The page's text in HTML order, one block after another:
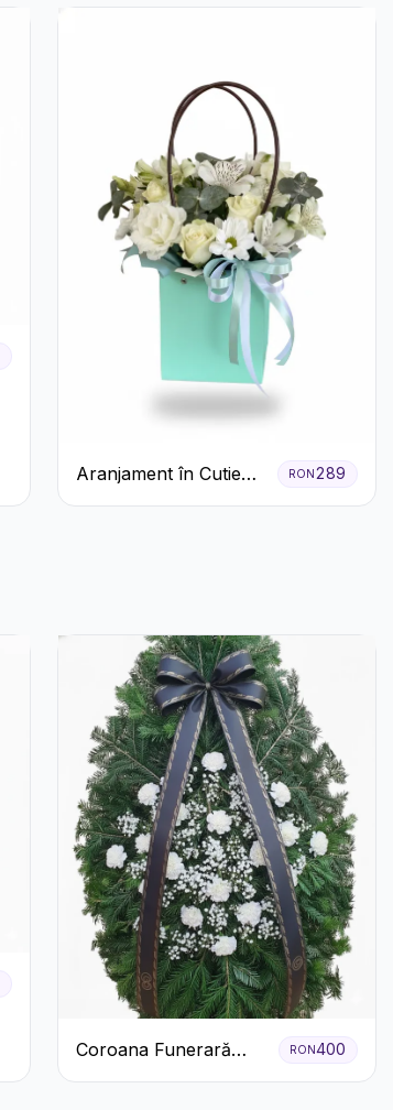
Aranjament în Cutie
Verde Mentă cu
RON289
Coroana Funerară
Albă cu Garoafe
RON400